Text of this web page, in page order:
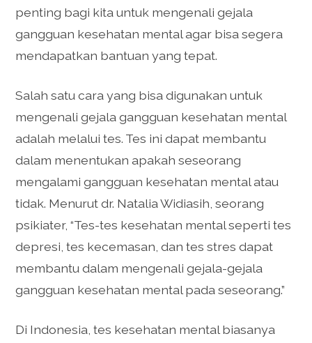
penting bagi kita untuk mengenali gejala
gangguan kesehatan mental agar bisa segera
mendapatkan bantuan yang tepat.
Salah satu cara yang bisa digunakan untuk
mengenali gejala gangguan kesehatan mental
adalah melalui tes. Tes ini dapat membantu
dalam menentukan apakah seseorang
mengalami gangguan kesehatan mental atau
tidak. Menurut dr. Natalia Widiasih, seorang
psikiater, “Tes-tes kesehatan mental seperti tes
depresi, tes kecemasan, dan tes stres dapat
membantu dalam mengenali gejala-gejala
gangguan kesehatan mental pada seseorang.”
Di Indonesia, tes kesehatan mental biasanya